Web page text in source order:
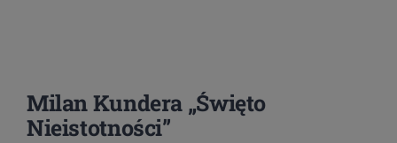
Milan Kundera „Święto
Nieistotności”